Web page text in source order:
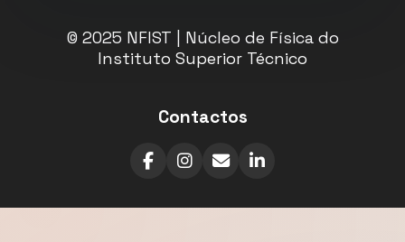
© 2025 NFIST | Núcleo de Física do
Instituto Superior Técnico
Contactos